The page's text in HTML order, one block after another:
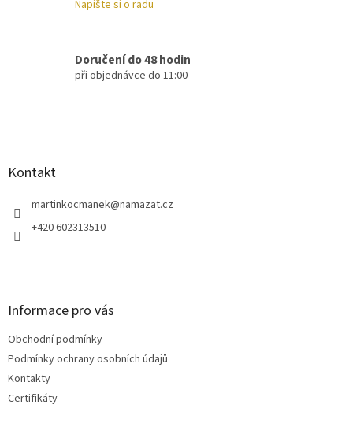
Napište si o radu
Doručení do 48 hodin
při objednávce do 11:00
Z
Kontakt
martinkocmanek@namazat.cz
+420 602313510
Informace pro vás
Obchodní podmínky
Podmínky ochrany osobních údajů
Kontakty
Certifikáty